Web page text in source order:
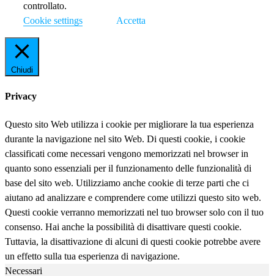
controllato.
Cookie settings
Accetta
Chiudi
Privacy
Questo sito Web utilizza i cookie per migliorare la tua esperienza
durante la navigazione nel sito Web. Di questi cookie, i cookie
classificati come necessari vengono memorizzati nel browser in
quanto sono essenziali per il funzionamento delle funzionalità di
base del sito web. Utilizziamo anche cookie di terze parti che ci
aiutano ad analizzare e comprendere come utilizzi questo sito web.
Questi cookie verranno memorizzati nel tuo browser solo con il tuo
consenso. Hai anche la possibilità di disattivare questi cookie.
Tuttavia, la disattivazione di alcuni di questi cookie potrebbe avere
un effetto sulla tua esperienza di navigazione.
Necessari